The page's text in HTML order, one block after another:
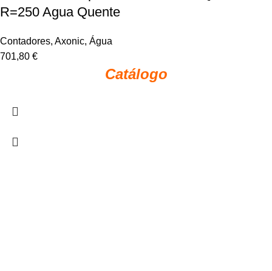
R=250 Agua Quente
Contadores, Axonic, Água
701,80 €
Catálogo